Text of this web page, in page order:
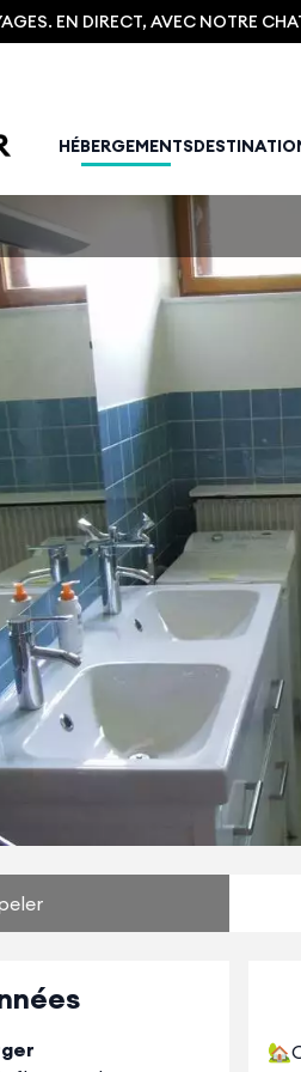
EN DIRECT, AVEC NOTRE
HÉBERGEMENTS